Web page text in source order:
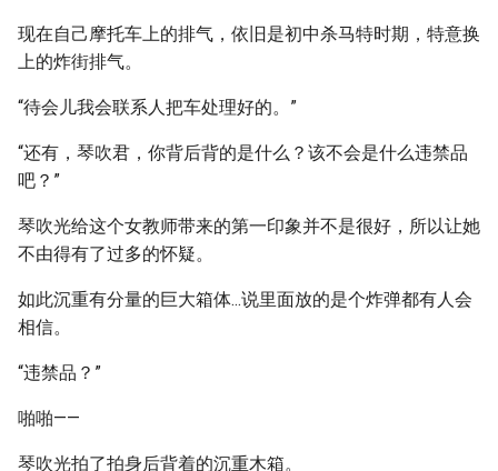
现在自己摩托车上的排气，依旧是初中杀马特时期，特意换
上的炸街排气。
“待会儿我会联系人把车处理好的。”
“还有，琴吹君，你背后背的是什么？该不会是什么违禁品
吧？”
琴吹光给这个女教师带来的第一印象并不是很好，所以让她
不由得有了过多的怀疑。
如此沉重有分量的巨大箱体...说里面放的是个炸弹都有人会
相信。
“违禁品？”
啪啪——
琴吹光拍了拍身后背着的沉重木箱。